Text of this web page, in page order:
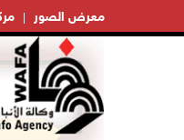
معرض الصور